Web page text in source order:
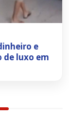
e
de luxo em